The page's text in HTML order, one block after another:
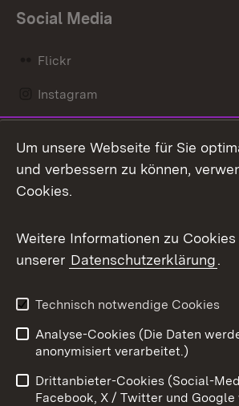
Social Media
Flickr
Instagram
Mastodon
Messenger
Social Wall
X / Twitter
Youtube
Benutzungshinweise
Um unsere Webseite für Sie
und verbessern zu können,
Cookies.
Weitere Informationen zu
unserer Datenschutzerklärung.
Technisch notwendige Cookies
Analyse-Cookies (Die Daten
anonymisiert verarbeitet.)
Drittanbieter-Cookies (Social-
Facebook, X / Twitter und